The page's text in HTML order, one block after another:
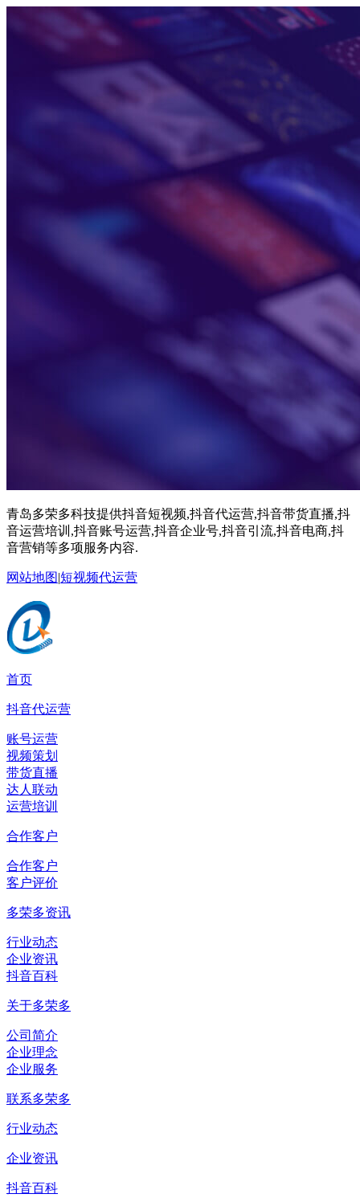
青岛多荣多科技提供抖音短视频,抖音代运营,抖音带货直播,抖
音运营培训,抖音账号运营,抖音企业号,抖音引流,抖音电商,抖
音营销等多项服务内容.
网站地图|短视频代运营
首页
抖音代运营
账号运营
视频策划
带货直播
达人联动
运营培训
合作客户
合作客户
客户评价
多荣多资讯
行业动态
企业资讯
抖音百科
关于多荣多
公司简介
企业理念
企业服务
联系多荣多
行业动态
企业资讯
抖音百科